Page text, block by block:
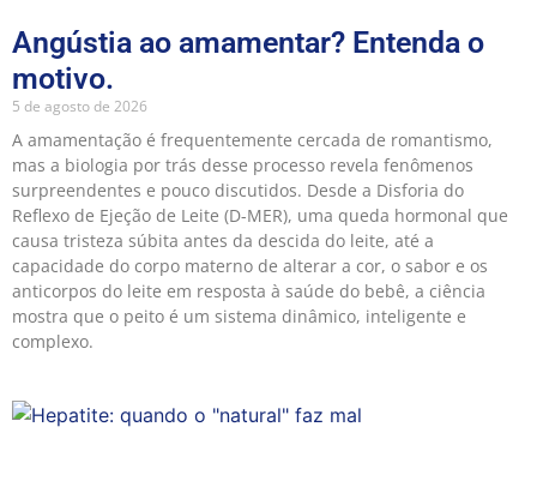
Angústia ao amamentar? Entenda o
motivo.
5 de agosto de 2026
A amamentação é frequentemente cercada de romantismo,
mas a biologia por trás desse processo revela fenômenos
surpreendentes e pouco discutidos. Desde a Disforia do
Reflexo de Ejeção de Leite (D-MER), uma queda hormonal que
causa tristeza súbita antes da descida do leite, até a
capacidade do corpo materno de alterar a cor, o sabor e os
anticorpos do leite em resposta à saúde do bebê, a ciência
mostra que o peito é um sistema dinâmico, inteligente e
complexo.